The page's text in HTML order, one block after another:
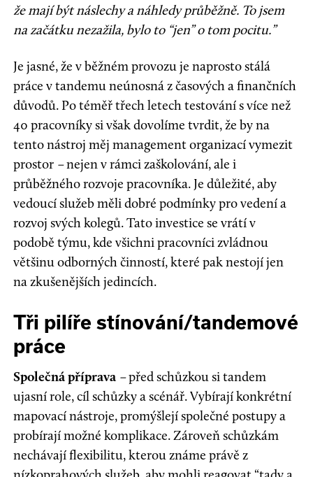
že mají být náslechy a náhledy průběžně. To jsem
na začátku nezažila, bylo to “jen” o tom pocitu.”
Je jasné, že v běžném provozu je naprosto stálá
práce v tandemu neúnosná z časových a finančních
důvodů. Po téměř třech letech testování s více než
40 pracovníky si však dovolíme tvrdit, že by na
tento nástroj měj management organizací vymezit
prostor –nejen v rámci zaškolování, ale i
průběžného rozvoje pracovníka. Je důležité, aby
vedoucí služeb měli dobré podmínky pro vedení a
rozvoj svých kolegů. Tato investice se vrátí v
podobě týmu, kde všichni pracovníci zvládnou
většinu odborných činností, které pak nestojí jen
na zkušenějších jedincích.
Tři pilíře stínování/tandemové
práce
Společná příprava –před schůzkou si tandem
ujasní role, cíl schůzky a scénář. Vybírají konkrétní
mapovací nástroje, promýšlejí společné postupy a
probírají možné komplikace. Zároveň schůzkám
nechávají flexibilitu, kterou známe právě z